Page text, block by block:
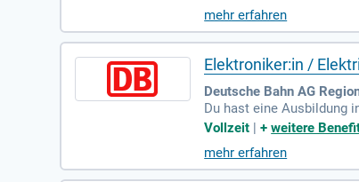
ick und eine hohe
sbildung bei der
mehr erfahren
Elektroniker:in /
Deutsche Bahn AG
Du hast eine Ausbildung
kräfte, die bereit sind,
werbungen von
t und freuen uns auf
Vollzeit |+weitere
mehr erfahren